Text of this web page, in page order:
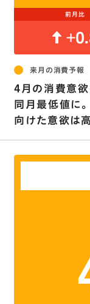
前月比
来月の消費予報
4月の消費意
同月最低値に
向けた意欲は